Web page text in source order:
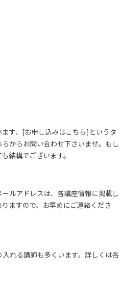
す、[お申し込みはこちら]というタ
からお問い合わせ下さいませ。もし
結構でございます。
ルアドレスは、各講座情報に掲載し
ますので、お早めにご連絡くださ
れる講師も多くいます。詳しくは各